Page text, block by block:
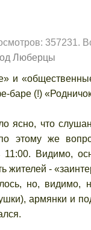
357231.
Люберцы
«общественные
баре (!)
что
этому же
Видимо,
жителей -
видимо, не
армянки и